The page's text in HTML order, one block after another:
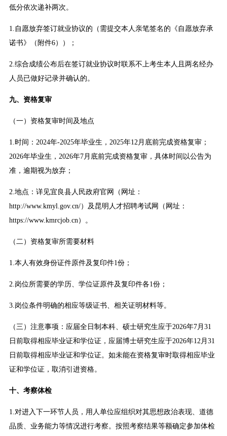
低分依次递补两次。
1.自愿放弃签订就业协议的（需提交本人亲笔签名的《自愿放弃承
诺书》（附件6））；
2.综合成绩公布后在签订就业协议时联系不上考生本人且两名经办
人员已做好记录并确认的。
九、资格复审
（一）资格复审时间及地点
1.时间：2024年-2025年毕业生，2025年12月底前完成资格复审；
2026年毕业生，2026年7月底前完成资格复审，具体时间以公告为
准，逾期视为放弃；
2.地点：详见宜良县人民政府官网（网址：
http://www.kmyl.gov.cn/）及昆明人才招聘考试网（网址：
https://www.kmrcjob.cn）。
（二）资格复审所需要材料
1.本人有效身份证件原件及复印件1份；
2.岗位所需要的学历、学位证原件及复印件各1份；
3.岗位条件明确的相应等级证书、相关证明材料等。
（三）注意事项：应届全日制本科、硕士研究生应于2026年7月31
日前取得相应毕业证和学位证，应届博士研究生应于2026年12月31
日前取得相应毕业证和学位证。如未能在资格复审时取得相应毕业
证和学位证，取消引进资格。
十、考察体检
1.对进入下一环节人员，用人单位应组织对其思想政治表现、道德
品质、业务能力等情况进行考察。按照考察结果等额确定参加体检